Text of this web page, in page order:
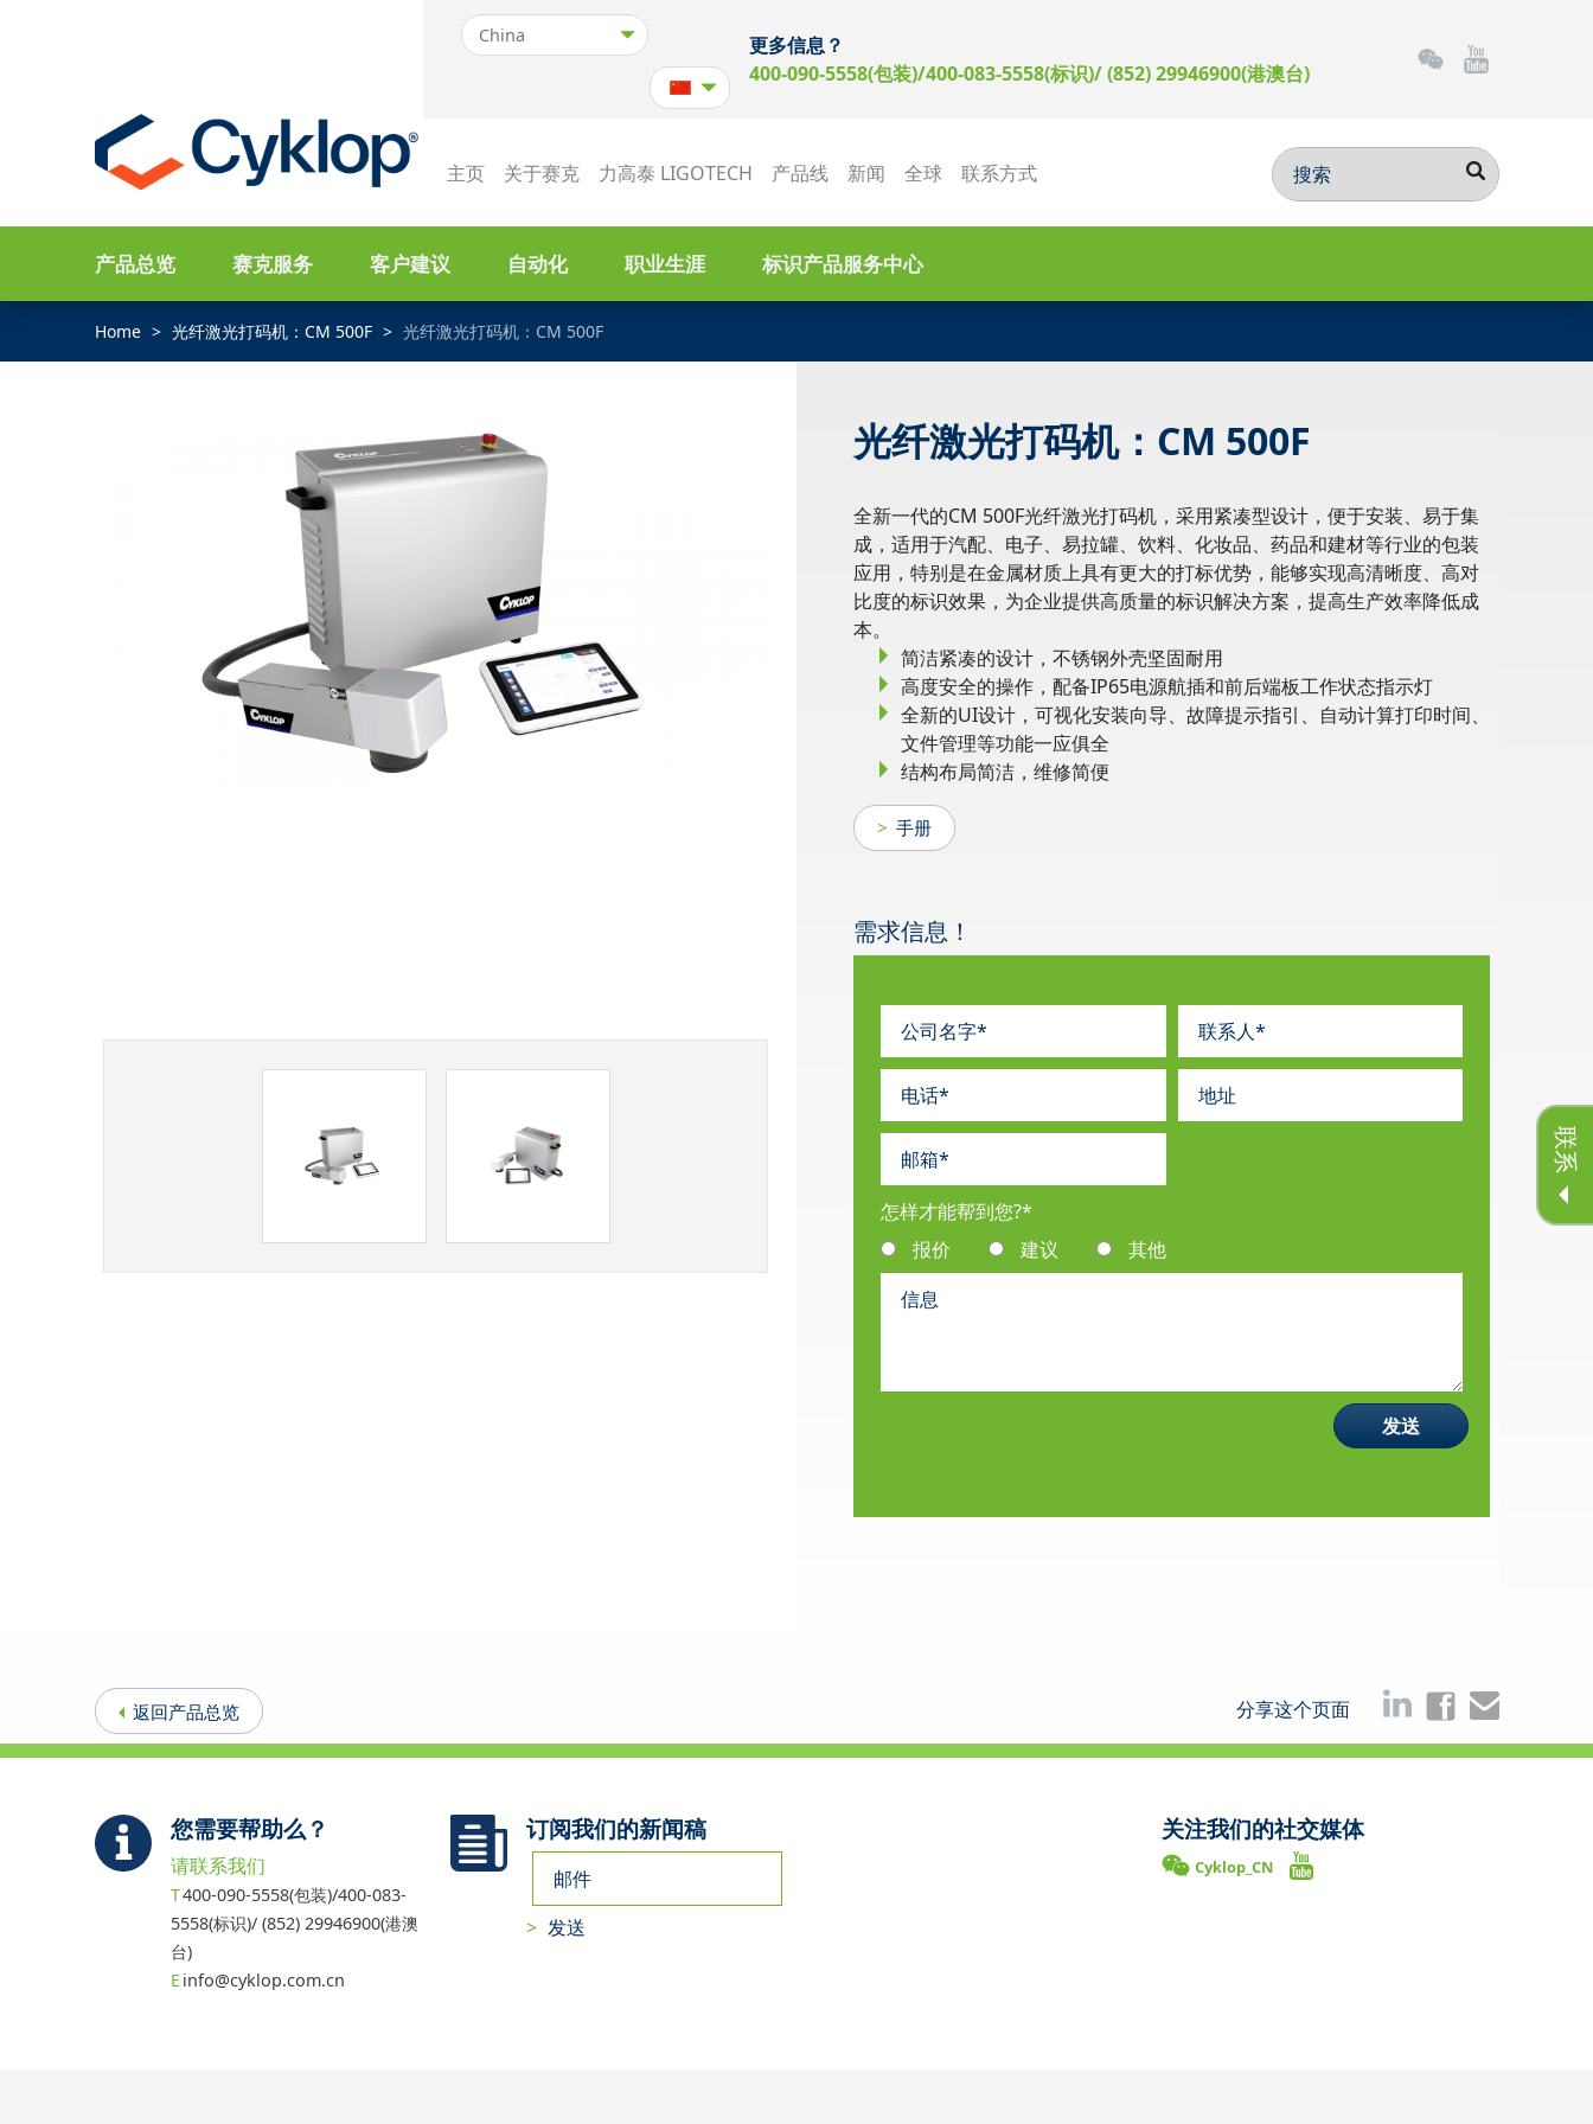
主页 关于赛克 力高泰 LIGOTECH 产品线 新闻 全球 联系方式
更多信息？
400-090-5558(包装)/400-083-5558(标识)/ (852) 29946900(港澳台)
产品总览 赛克服务 客户建议 自动化 职业生涯 标识产品服务中心
联系
Home 光纤激光打码机：CM 500F 光纤激光打码机：CM 500F
光纤激光打码机：CM 500F
全新一代的CM 500F光纤激光打码机，采用紧凑型设计，便于安装、易于集
成，适用于汽配、电子、易拉罐、饮料、化妆品、药品和建材等行业的包装
应用，特别是在金属材质上具有更大的打标优势，能够实现高清晰度、高对
比度的标识效果，为企业提供高质量的标识解决方案，提高生产效率降低成
本。
简洁紧凑的设计，不锈钢外壳坚固耐用
高度安全的操作，配备IP65电源航插和前后端板工作状态指示灯
全新的UI设计，可视化安装向导、故障提示指引、自动计算打印时间、
文件管理等功能一应俱全
结构布局简洁，维修简便
手册
需求信息！
怎样才能帮到您?*
报价
建议 其他
返回产品总览 分享这个页面
您需要帮助么？
请联系我们
400-090-5558(包装)/400-083-
5558(标识)/ (852) 29946900(港澳
台)
info@cyklop.com.cn
订阅我们的新闻稿 关注我们的社交媒体
Cyklop_CN